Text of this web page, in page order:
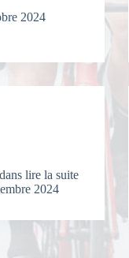
2024
lire la suite
2024